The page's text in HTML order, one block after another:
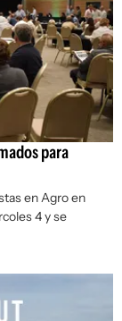
para
en Agro en
4 y se